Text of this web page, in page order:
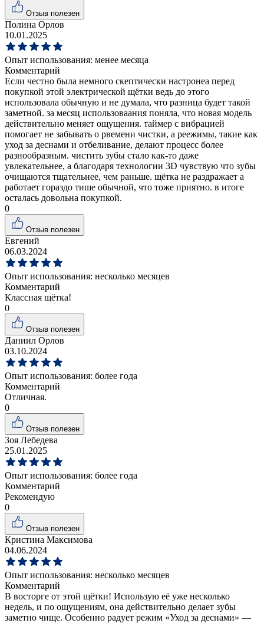
Отзыв полезен
Полина Орлов
10.01.2025
Опыт использования: менее месяца
Комментарий
Если честно была немного скептически настронеа перед
покупкой этой электрической щётки ведь до этого
использовала обычную и не думала, что разница будет такой
заметной. за месяц использоваания поняла, что новая модель
действительно меняет ощущения. таймер с вибрацией
помогает не забывать о рвемени чистки, а реежимы, такие как
уход за деснами и отбеливание, делают процесс более
разнообразным. чистить зубы стало как-то даже
увлекательнее, а благодаря технологии 3D чувствую что зубы
очищаются тщательнее, чем раньше. щётка не раздражает а
работает гораздо тише обычной, что тоже приятно. в итоге
осталась довольна покупкой.
0
Отзыв полезен
Евгений
06.03.2024
Опыт использования: несколько месяцев
Комментарий
Классная щётка!
0
Отзыв полезен
Даниил Орлов
03.10.2024
Опыт использования: более года
Комментарий
Отличная.
0
Отзыв полезен
Зоя Лебедева
25.01.2025
Опыт использования: более года
Комментарий
Рекомендую
0
Отзыв полезен
Кристина Максимова
04.06.2024
Опыт использования: несколько месяцев
Комментарий
В восторге от этой щётки! Использую её уже несколько
недель, и по ощущениям, она действительно делает зубы
заметно чище. Особенно радует режим «Уход за деснами» —